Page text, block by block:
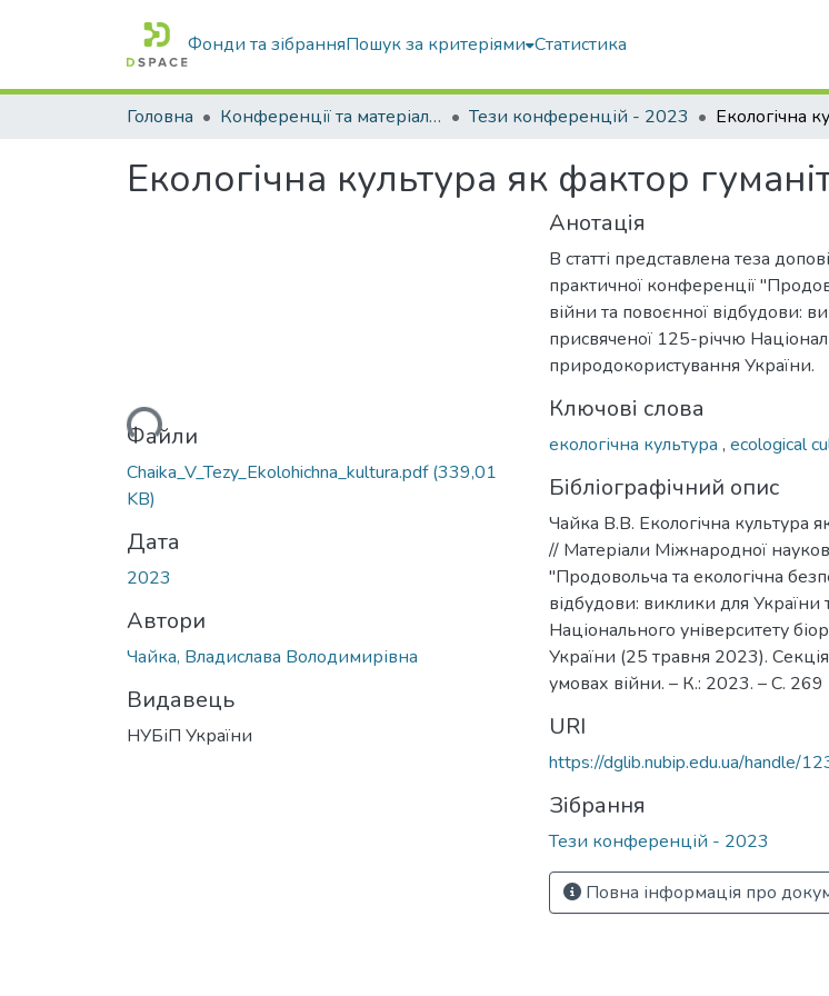
Фонди та зібранняПошук за критеріями Статистика
Головна Конференції та матеріали конференцій Тези конференцій - 2023
Екологічна культура як фактор
Вантажиться...Файли
Chaika_V_Tezy_Ekolohichna_kultura.pdf(339,01
KB)
Дата
2023
Автори
Чайка, Владислава Володимирівна
Видавець
НУБіП України
Анотація
В статті представлена теза
практичної конференції
війни та повоєнної відбудови:
присвяченої 125-річчю
природокористування України.
Ключові слова
екологічна культура , ecological
Бібліографічний опис
Чайка В.В. Екологічна культура
// Матеріали Міжнародної
"Продовольча та екологічна
відбудови: виклики для України
Національного університету
України (25 травня 2023). Секція
умовах війни. – К.: 2023. – С.
URI
https://dglib.nubip.edu.ua/handle/
Зібрання
Тези конференцій - 2023
Повна інформація про